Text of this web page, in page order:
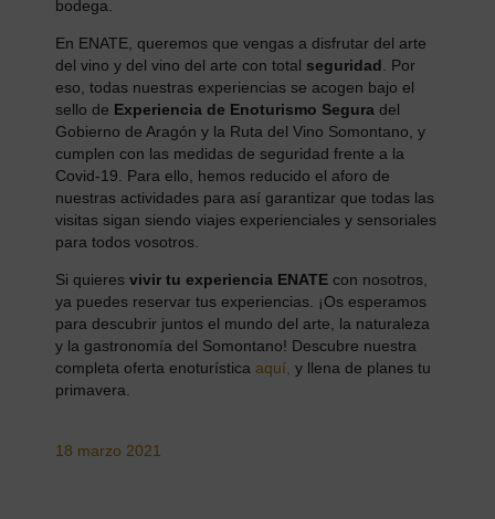
bodega.
En ENATE, queremos que vengas a disfrutar del arte
del vino y del vino del arte con total seguridad . Por
eso, todas nuestras experiencias se acogen bajo el
sello de Experiencia de Enoturismo Segura del
Gobierno de Aragón y la Ruta del Vino Somontano, y
cumplen con las medidas de seguridad frente a la
Covid-19. Para ello, hemos reducido el aforo de
nuestras actividades para así garantizar que todas las
visitas sigan siendo viajes experienciales y sensoriales
para todos vosotros.
Si quieres vivir tu experiencia ENATE con nosotros,
ya puedes reservar tus experiencias. ¡Os esperamos
para descubrir juntos el mundo del arte, la naturaleza
y la gastronomía del Somontano! Descubre nuestra
completa oferta enoturística aquí, y llena de planes tu
primavera.
18 marzo 2021